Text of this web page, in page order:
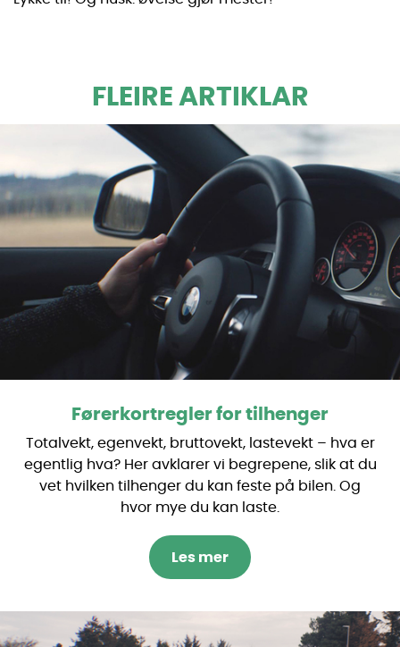
FLEIRE ARTIKLAR
Førerkortregler for tilhenger
Totalvekt, egenvekt, bruttovekt, lastevekt – hva er
egentlig hva? Her avklarer vi begrepene, slik at du
vet hvilken tilhenger du kan feste på bilen. Og
hvor mye du kan laste.
Les mer